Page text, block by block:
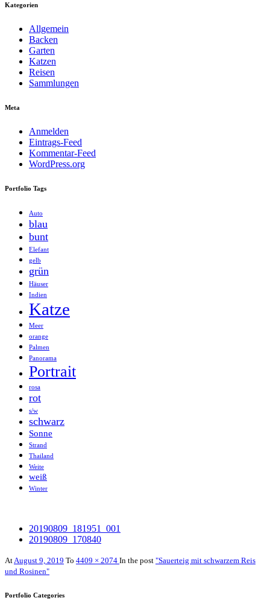
Kategorien
Allgemein
Backen
Garten
Katzen
Reisen
Sammlungen
Meta
Anmelden
Eintrags-Feed
Kommentar-Feed
WordPress.org
Portfolio Tags
Auto
blau
bunt
Elefant
gelb
grün
Häuser
Indien
Katze
Meer
orange
Palmen
Panorama
Portrait
rosa
rot
s/w
schwarz
Sonne
Strand
Thailand
Weite
weiß
Winter
20190809_181951_001
20190809_170840
AtAugust 9, 2019 To 4409 × 2074 In the post "Sauerteig mit schwarzem Reis
und Rosinen"
Portfolio Categories